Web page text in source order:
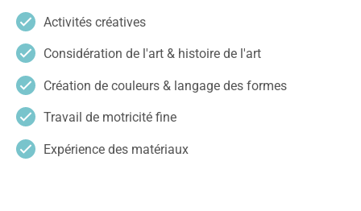
Activités créatives
Considération de l'art & histoire de l'art
Création de couleurs & langage des formes
Travail de motricité fine
Expérience des matériaux